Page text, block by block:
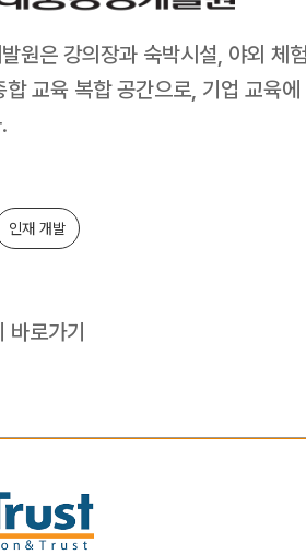
원은 강의장과 숙박시설, 야외 체
합 교육 복합 공간으로, 기업 교육
인재 개발
바로가기